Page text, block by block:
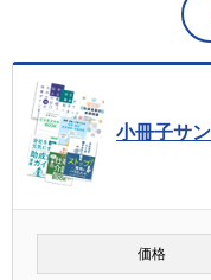
小冊子サ
価格